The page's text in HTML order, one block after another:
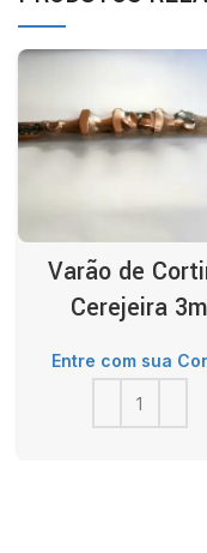
Varão de
Cerejeira 3m
Entre com sua